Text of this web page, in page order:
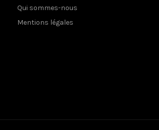
Qui sommes-nous
Mentions légales